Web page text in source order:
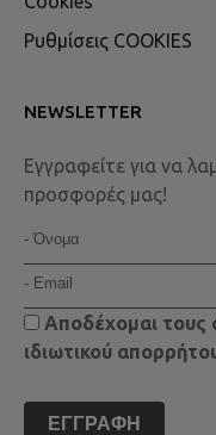
Ρυθμίσεις COOKIES
NEWSLETTER
Εγγραφείτε για να
προσφορές μας!
Αποδέχομαι τους
ιδιωτικού
ΕΓΓΡΑΦΉ